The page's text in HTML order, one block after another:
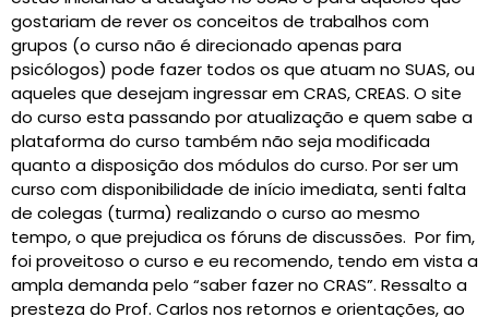
gostariam de rever os conceitos de trabalhos com
grupos (o curso não é direcionado apenas para
psicólogos) pode fazer todos os que atuam no SUAS, ou
aqueles que desejam ingressar em CRAS, CREAS. O site
do curso esta passando por atualização e quem sabe a
plataforma do curso também não seja modificada
quanto a disposição dos módulos do curso. Por ser um
curso com disponibilidade de início imediata, senti falta
de colegas (turma) realizando o curso ao mesmo
tempo, o que prejudica os fóruns de discussões. Por fim,
foi proveitoso o curso e eu recomendo, tendo em vista a
ampla demanda pelo “saber fazer no CRAS”. Ressalto a
presteza do Prof. Carlos nos retornos e orientações, ao